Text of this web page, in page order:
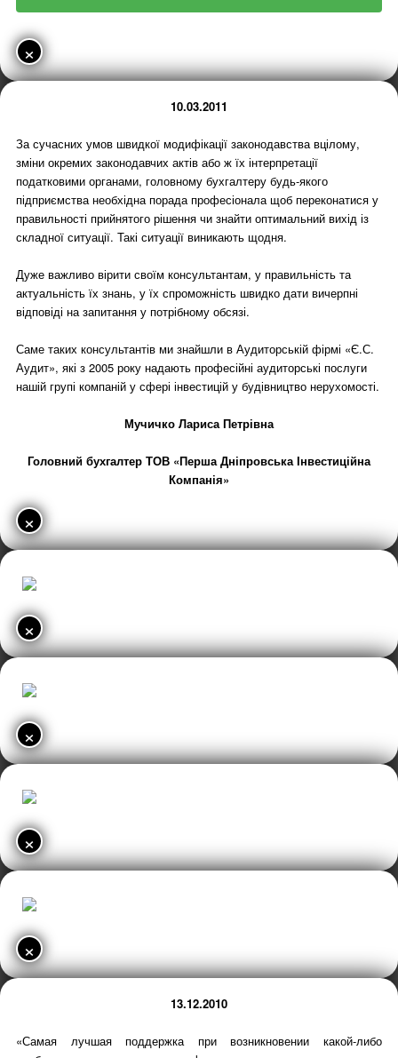
×
10.03.2011
За сучасних умов швидкої модифікації законодавства вцілому,
зміни окремих законодавчих актів або ж їх інтерпретації
податковими органами, головному бухгалтеру будь-якого
підприємства необхідна порада професіонала щоб переконатися у
правильності прийнятого рішення чи знайти оптимальний вихід із
складної ситуації. Такі ситуації виникають щодня.
Дуже важливо вірити своїм консультантам, у правильність та
актуальність їх знань, у їх спроможність швидко дати вичерпні
відповіді на запитання у потрібному обсязі.
Саме таких консультантів ми знайшли в Аудиторській фірмі «Є.С.
Аудит», які з 2005 року надають професійні аудиторські послуги
нашій групі компаній у сфері інвестицій у будівництво нерухомості.
Мучичко Лариса Петрівна
Головний бухгалтер ТОВ «Перша Дніпровська Інвестиційна
Компанія»
×
×
×
×
×
13.12.2010
«Самая лучшая поддержка при возникновении какой-либо